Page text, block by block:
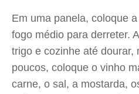
Em uma panela, coloque
fogo médio para derreter.
trigo e cozinhe até dourar,
poucos, coloque o vinho
carne, o sal, a mostarda,